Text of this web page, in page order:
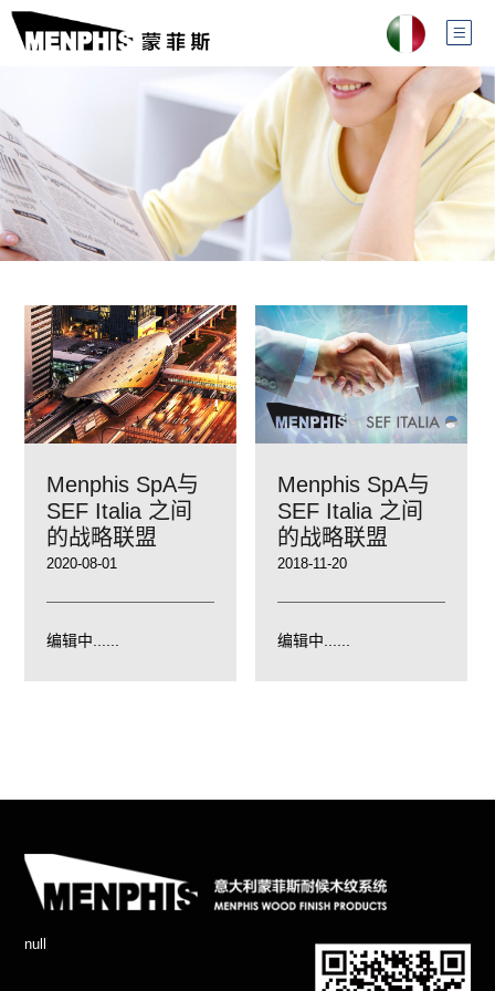
Menphis SpA与
SEF Italia 之间
的战略联盟
2020-08-01
编辑中......
Menphis SpA与
SEF Italia 之间
的战略联盟
2018-11-20
编辑中......
null